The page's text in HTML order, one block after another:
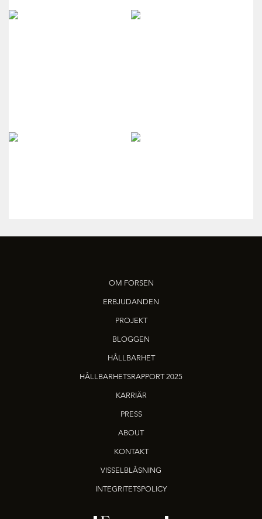
OM FORSEN
ERBJUDANDEN
PROJEKT
BLOGGEN
HÅLLBARHET
HÅLLBARHETSRAPPORT 2025
KARRIÄR
PRESS
ABOUT
KONTAKT
VISSELBLÅSNING
INTEGRITETSPOLICY